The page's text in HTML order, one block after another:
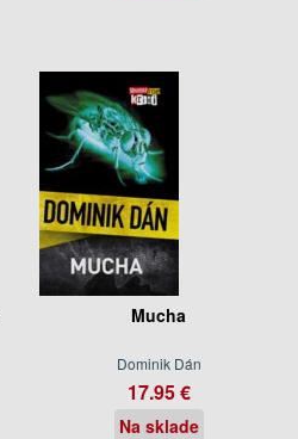
Mucha
Dominik Dán
17.95 €
Na sklade